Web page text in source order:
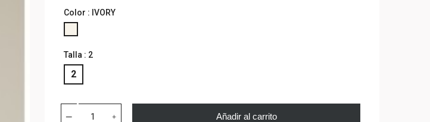
Color : IVORY
Talla : 2
2
Añadir al carrito